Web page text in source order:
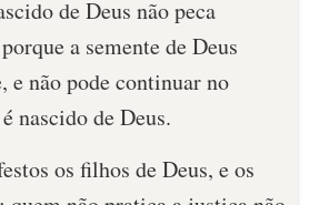
de Deus não peca
a semente de Deus
e não pode continuar no
nascido de Deus.
os filhos de Deus, e os